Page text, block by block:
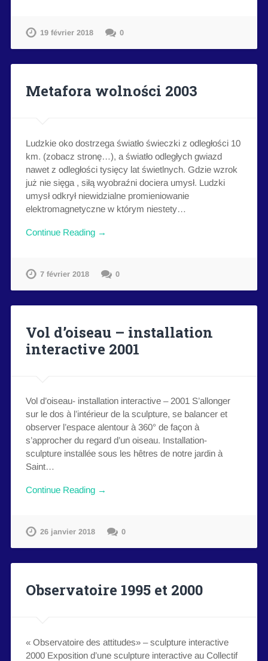
19 février 2018 0
Metafora wolności 2003
Ludzkie oko dostrzega światło świeczki z odległości 10
km. (zobacz stronę…), a światło odległych gwiazd
nawet z odległości tysięcy lat świetlnych. Gdzie wzrok
już nie sięga , siłą wyobraźni dociera umysł. Ludzki
umysł odkrył niewidzialne promieniowanie
elektromagnetyczne w którym niestety…
Continue Reading →
7 février 2018 0
Vol d’oiseau – installation
interactive 2001
Vol d’oiseau- installation interactive – 2001 S’allonger
sur le dos à l’intérieur de la sculpture, se balancer et
observer l’espace alentour à 360° de façon à
s’approcher du regard d’un oiseau. Installation-
sculpture installée sous les hêtres de notre jardin à
Saint…
Continue Reading →
26 janvier 2018 0
Observatoire 1995 et 2000
« Observatoire des attitudes» – sculpture interactive
2000 Exposition d’une sculpture interactive au Collectif